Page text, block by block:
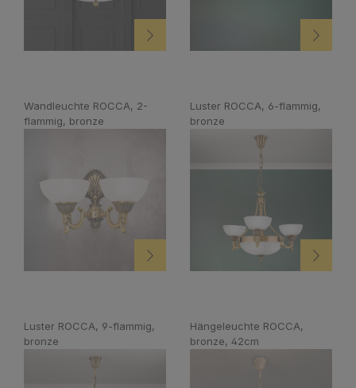
Wandleuchte ROCCA, 2-
flammig, bronze
Luster ROCCA, 6-flammig,
bronze
Luster ROCCA, 9-flammig,
bronze
Hängeleuchte ROCCA,
bronze, 42cm